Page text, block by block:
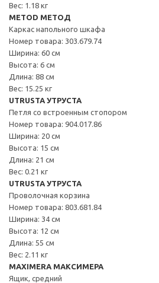
Вес: 1.18 кг
METOD МЕТОД
Каркас напольного шкафа
Номер товара: 303.679.74
Ширина: 60 см
Высота: 6 см
Длина: 88 см
Вес: 15.25 кг
UTRUSTA УТРУСТА
Петля со встроенным стопором
Номер товара: 904.017.86
Ширина: 20 см
Высота: 15 см
Длина: 21 см
Вес: 0.21 кг
UTRUSTA УТРУСТА
Проволочная корзина
Номер товара: 803.681.84
Ширина: 34 см
Высота: 12 см
Длина: 55 см
Вес: 2.11 кг
MAXIMERA МАКСИМЕРА
Ящик, средний